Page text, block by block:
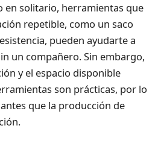
en solitario, herramientas que
repetible, como un saco
pueden ayudarte a
un compañero. Sin embargo,
y el espacio disponible
son prácticas, por lo
que la producción de